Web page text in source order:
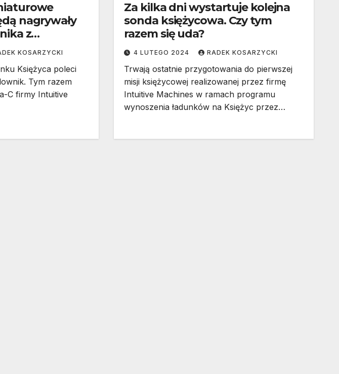
nagrywały
z
KOSARZYCKI
Księżyca poleci
Tym razem
C firmy Intuitive
Za kilka dni wystartuje kolejna
sonda księżycowa. Czy tym
razem się uda?
4 LUTEGO 2024 RADEK KOSARZYCKI
Trwają ostatnie przygotowania do pierwszej
misji księżycowej realizowanej przez firmę
Intuitive Machines w ramach programu
wynoszenia ładunków na Księżyc przez…